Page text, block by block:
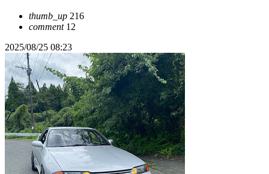
thumb_up 216
comment12
2025/08/25 08:23